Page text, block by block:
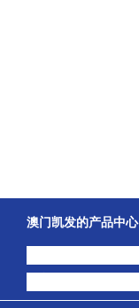
澳门凯发的产品中心